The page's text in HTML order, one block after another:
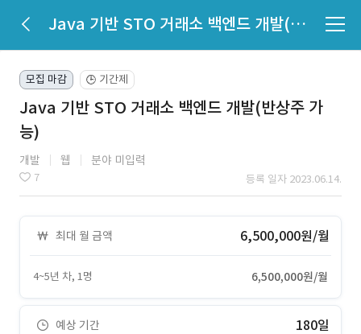
Java 기반 STO 거래소 백엔드 개발(반상주 가능)
모집 마감 🕒 기간제
Java 기반 STO 거래소 백엔드 개발(반상주 가
능)
개발 웹 분야 미입력
7 등록 일자 2023.06.14.
최대 월 금액 6,500,000원/월
4~5년 차, 1명 6,500,000원/월
예상 기간 180일